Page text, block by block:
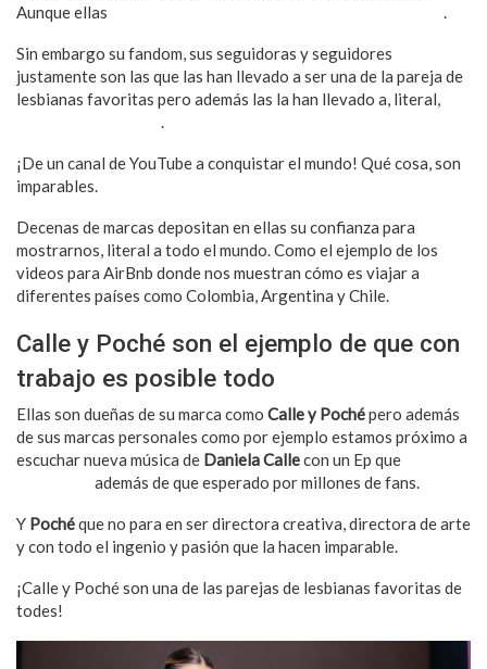
Aunque ellas
.
Sin embargo su fandom, sus seguidoras y seguidores
justamente son las que las han llevado a ser una de la pareja de
lesbianas favoritas pero además las la han llevado a, literal,
.
¡De un canal de YouTube a conquistar el mundo! Qué cosa, son
imparables.
Decenas de marcas depositan en ellas su confianza para
mostrarnos, literal a todo el mundo. Como el ejemplo de los
videos para AirBnb donde nos muestran cómo es viajar a
diferentes países como Colombia, Argentina y Chile.
Calle y Poché son el ejemplo de que con
trabajo es posible todo
Ellas son dueñas de su marca como Calle y Pochépero además
de sus marcas personales como por ejemplo estamos próximo a
escuchar nueva música de Daniela Callecon un Ep que
además de que esperado por millones de fans.
Y Pochéque no para en ser directora creativa, directora de arte
y con todo el ingenio y pasión que la hacen imparable.
¡Calle y Poché son una de las parejas de lesbianas favoritas de
todes!